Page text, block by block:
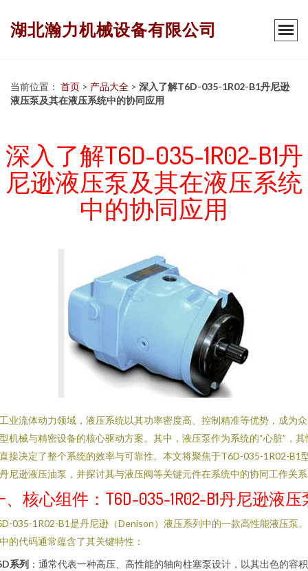
湖北瀚力机械设备有限公司
当前位置： 首页 > 产品大全 > 深入了解T6D-035-1R02-B1丹尼逊
液压泵及其在液压系统中的协同应用
深入了解T6D-035-1R02-B1丹
尼逊液压泵及其在液压系统
中的协同应用
业流体动力领域，液压系统以其功率密度高、控制精准等优势，成为
机械与精密设备的核心驱动方案。其中，液压泵作为系统的“心脏”，其
接决定了整个系统的效率与可靠性。本文将聚焦于T6D-035-1R02-B1
尼逊液压油泵，并探讨其与液压阀等关键元件在系统中的协同工作关
、核心组件：T6D-035-1R02-B1丹尼逊液压
035-1R02-B1是丹尼逊（Denison）液压系列中的一款高性能液压泵
的代码通常蕴含了其关键特性：
系列 ：通常代表一种高压、高性能的轴向柱塞泵设计，以其出色的容